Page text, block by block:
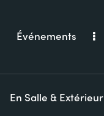
Événements
En Salle & Extérieur